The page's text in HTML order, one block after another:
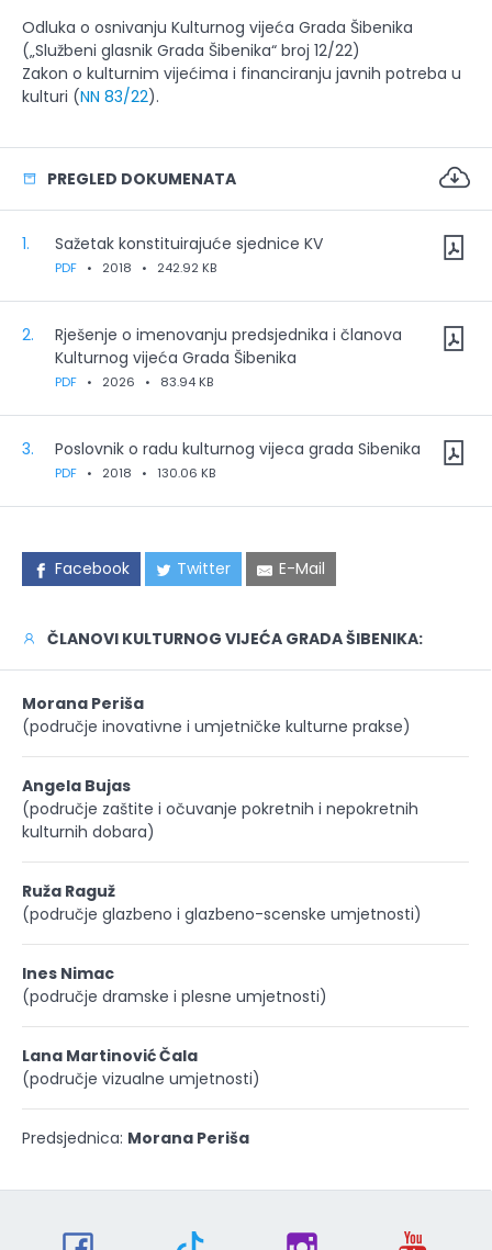
Odluka o osnivanju Kulturnog vijeća Grada Šibenika
(„Službeni glasnik Grada Šibenika“ broj 12/22)
Zakon o kulturnim vijećima i financiranju javnih potreba u
kulturi (NN 83/22).
PREGLED DOKUMENATA
1. Sažetak konstituirajuće sjednice KV
PDF • 2018 • 242.92 KB
2.
Rješenje o imenovanju predsjednika i članova
Kulturnog vijeća Grada Šibenika
PDF • 2026 • 83.94 KB
3. Poslovnik o radu kulturnog vijeca grada Sibenika
PDF • 2018 • 130.06 KB
Facebook Twitter E-Mail
ČLANOVI KULTURNOG VIJEĆA GRADA ŠIBENIKA:
Morana Periša
(područje inovativne i umjetničke kulturne prakse)
Angela Bujas
(područje zaštite i očuvanje pokretnih i nepokretnih
kulturnih dobara)
Ruža Raguž
(područje glazbeno i glazbeno-scenske umjetnosti)
Ines Nimac
(područje dramske i plesne umjetnosti)
Lana Martinović Čala
(područje vizualne umjetnosti)
Predsjednica: Morana Periša